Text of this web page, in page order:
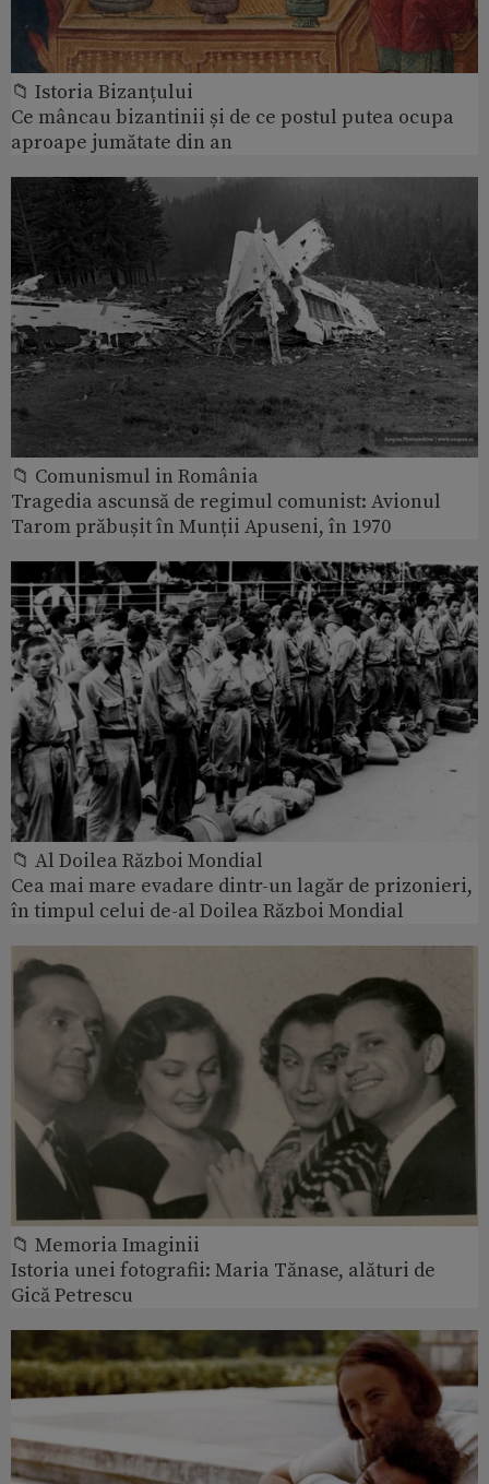
📁 Istoria Bizanțului
Ce mâncau bizantinii și de ce postul putea ocupa
aproape jumătate din an
📁 Comunismul in România
Tragedia ascunsă de regimul comunist: Avionul
Tarom prăbușit în Munții Apuseni, în 1970
📁 Al Doilea Război Mondial
Cea mai mare evadare dintr-un lagăr de prizonieri,
în timpul celui de-al Doilea Război Mondial
📁 Memoria Imaginii
Istoria unei fotografii: Maria Tănase, alături de
Gică Petrescu